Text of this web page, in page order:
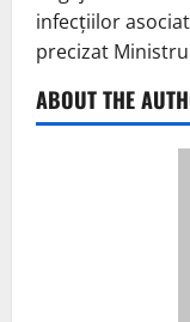
infecțiilor
precizat
ABOUT THE